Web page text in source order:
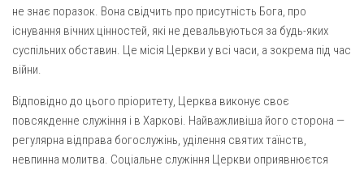
Харківщина
Полтавщина
Сумщина
Оголошення
Трансляції
не знає поразок. Вона свідчить про присутність Бога, про
існування вічних цінностей, які не девальвуються за будь-яких
суспільних обставин. Це місія Церкви у всі часи, а зокрема під час
війни.
Відповідно до цього пріоритету, Церква виконує своє
повсякденне служіння і в Харкові. Найважливіша його сторона —
регулярна відправа богослужінь, уділення святих таїнств,
невпинна молитва. Соціальне служіння Церкви оприявнюєтся